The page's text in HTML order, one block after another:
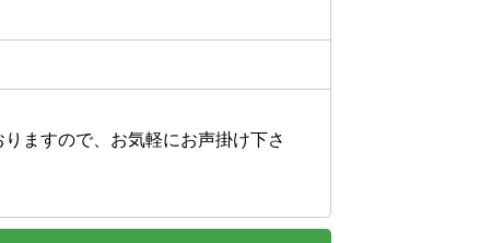
ますので、お気軽にお声掛け下さ